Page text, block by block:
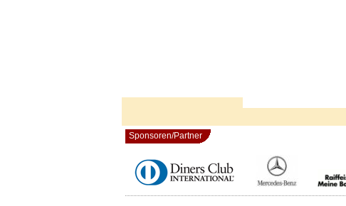
Sponsoren/Partner